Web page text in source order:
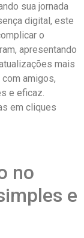
sua jornada
digital, este
o
apresentando
mais
amigos,
e⁣ eficaz.
em cliques‍
no
e